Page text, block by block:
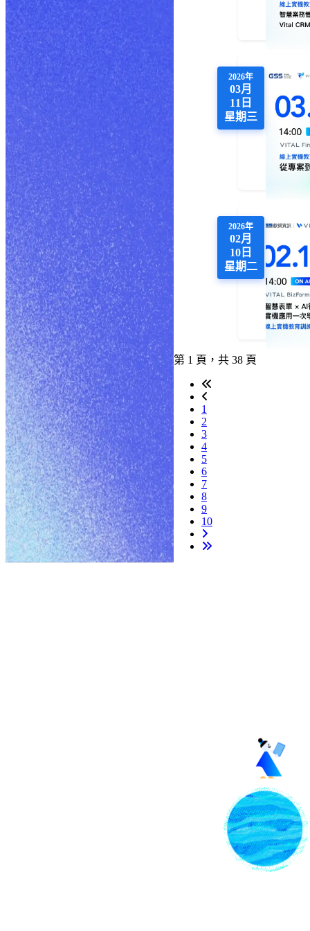
2026年
03月
11日
星期三
2026年
02月
10日
星期二
第 1 頁，共 38 頁
1
2
3
4
5
6
7
8
9
10